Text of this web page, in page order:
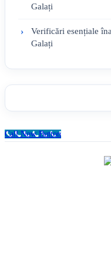
Galați
Verificări esențiale
Galați
Call Now Button